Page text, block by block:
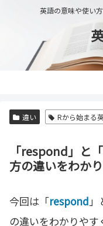
英語の意味や使い
違い Rから始まる
「respond」と
方の違いをわか
今回は「respond」
の違いをわかりやす